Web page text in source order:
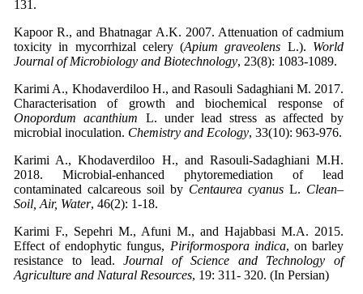
Kapoor R., and Bhatnagar A.K. 2007. Attenuation of cadmium
toxicity in mycorrhizal celery (Apium graveolens L.). World
Journal of Microbiology and Biotechnology
Karimi A., Khodaverdiloo H., and Rasouli Sadaghiani M. 2017.
Characterisation of growth and biochemical response of
Onopordum acanthium L. under lead stress as affected by
microbial inoculation. Chemistry and Ecology
Karimi A., Khodaverdiloo H., and Rasouli‐Sadaghiani M.H.
2018. Microbial‐enhanced phytoremediation of lead
contaminated calcareous soil by Centaurea cyanus L. Clean–
Soil, Air, Water
Karimi F., Sepehri M., Afuni M., and Hajabbasi M.A. 2015.
Effect of endophytic fungus, Piriformospora indica, on barley
resistance to lead.Journal of Science and Technology of
Agriculture and Natural Resources, 19: 311- 320. (In Persian)